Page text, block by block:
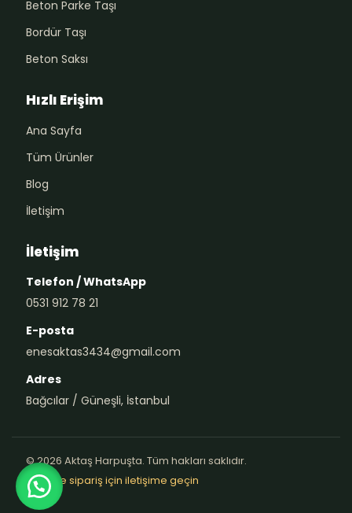
Beton Parke Taşı
Bordür Taşı
Beton Saksı
Hızlı Erişim
Ana Sayfa
Tüm Ürünler
Blog
İletişim
İletişim
Telefon / WhatsApp
0531 912 78 21
E-posta
enesaktas3434@gmail.com
Adres
Bağcılar / Güneşli, İstanbul
© 2026 Aktaş Harpuşta. Tüm hakları saklıdır.
Teklif ve sipariş için iletişime geçin